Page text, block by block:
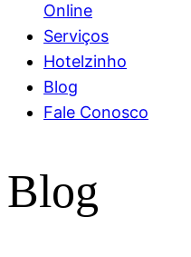
Online
Serviços
Hotelzinho
Blog
Fale Conosco
Blog